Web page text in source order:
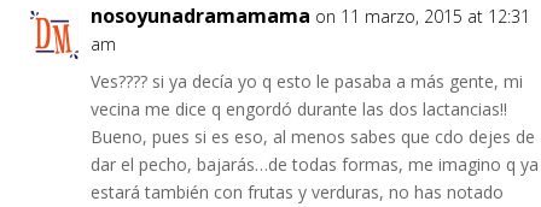
nosoyunadramamama on 11 marzo, 2015 at 12:31
am
Ves???? si ya decía yo q esto le pasaba a más gente, mi
vecina me dice q engordó durante las dos lactancias!!
Bueno, pues si es eso, al menos sabes que cdo dejes de
dar el pecho, bajarás…de todas formas, me imagino q ya
estará también con frutas y verduras, no has notado